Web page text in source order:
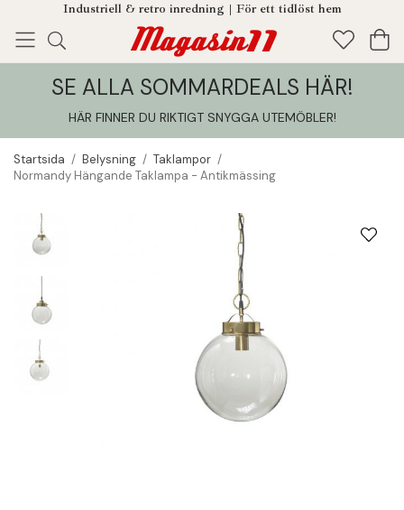
Industriell & retro inredning | För ett tidlöst hem
Enjoy! Tillagt i din varukorg
SE ALLA SOMMARDEALS HÄR!
HÄR FINNER DU RIKTIGT SNYGGA UTEMÖBLER!
Startsida / Belysning / Taklampor /
Normandy Hängande Taklampa - Antikmässing